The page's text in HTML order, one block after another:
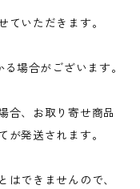
いただきます。
場合がございます。
合、お取り寄せ商品
が発送されます。
はできませんので、